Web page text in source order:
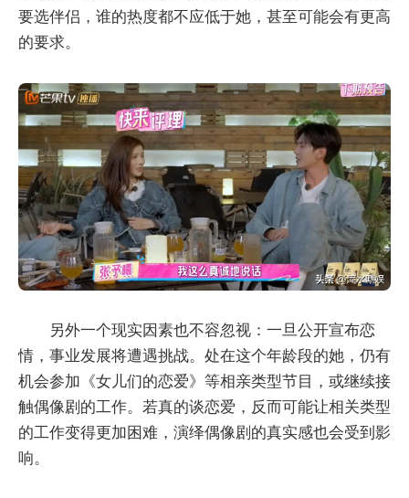
要选伴侣，谁的热度都不应低于她，甚至可能会有更高
的要求。
另外一个现实因素也不容忽视：一旦公开宣布恋
情，事业发展将遭遇挑战。处在这个年龄段的她，仍有
机会参加《女儿们的恋爱》等相亲类型节目，或继续接
触偶像剧的工作。若真的谈恋爱，反而可能让相关类型
的工作变得更加困难，演绎偶像剧的真实感也会受到影
响。